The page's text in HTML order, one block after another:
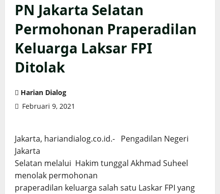
PN Jakarta Selatan
Permohonan Praperadilan
Keluarga Laksar FPI
Ditolak
Harian Dialog
Februari 9, 2021
Jakarta, hariandialog.co.id.- Pengadilan Negeri
Jakarta
Selatan melalui Hakim tunggal Akhmad Suheel
menolak permohonan
praperadilan keluarga salah satu Laskar FPI yang